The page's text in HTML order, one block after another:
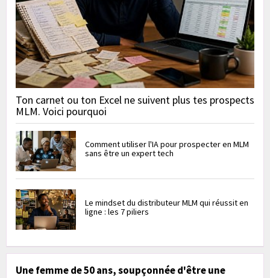
Ton carnet ou ton Excel ne suivent plus tes prospects
MLM. Voici pourquoi
Comment utiliser l'IA pour prospecter en MLM
sans être un expert tech
Le mindset du distributeur MLM qui réussit en
ligne : les 7 piliers
Une femme de 50 ans, soupçonnée d'être une